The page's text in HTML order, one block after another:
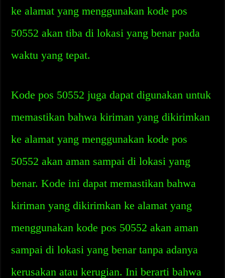
ke alamat yang menggunakan kode pos
50552 akan tiba di lokasi yang benar pada
waktu yang tepat.
Kode pos 50552 juga dapat digunakan untuk
memastikan bahwa kiriman yang dikirimkan
ke alamat yang menggunakan kode pos
50552 akan aman sampai di lokasi yang
benar. Kode ini dapat memastikan bahwa
kiriman yang dikirimkan ke alamat yang
menggunakan kode pos 50552 akan aman
sampai di lokasi yang benar tanpa adanya
kerusakan atau kerugian. Ini berarti bahwa